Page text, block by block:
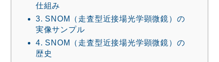
仕組み
3. SNOM（走査型近接場光学顕微鏡）の
実像サンプル
4. SNOM（走査型近接場光学顕微鏡）の
歴史